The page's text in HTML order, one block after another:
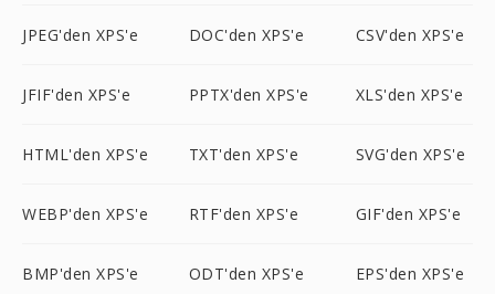
JPEG'den XPS'e DOC'den XPS'e CSV'den XPS'e
JFIF'den XPS'e PPTX'den XPS'e XLS'den XPS'e
HTML'den XPS'e TXT'den XPS'e SVG'den XPS'e
WEBP'den XPS'e RTF'den XPS'e GIF'den XPS'e
BMP'den XPS'e ODT'den XPS'e EPS'den XPS'e